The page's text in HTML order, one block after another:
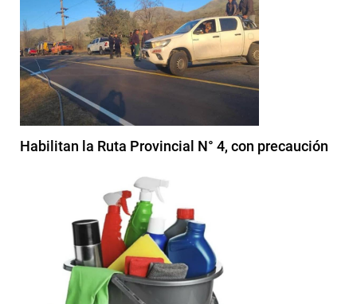
Habilitan la Ruta Provincial N° 4, con precaución